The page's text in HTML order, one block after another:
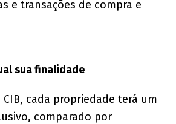
e transações de compra e
sua finalidade
CIB, cada propriedade terá um
comparado por